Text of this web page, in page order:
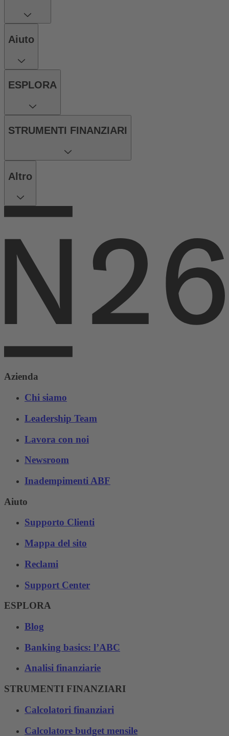
Aiuto
ESPLORA
STRUMENTI FINANZIARI
Altro
Azienda
Chi siamo
Leadership Team
Lavora con noi
Newsroom
Inadempimenti ABF
Aiuto
Supporto Clienti
Mappa del sito
Reclami
Support Center
ESPLORA
Blog
Banking basics: l’ABC
Analisi finanziarie
STRUMENTI FINANZIARI
Calcolatori finanziari
Calcolatore budget mensile